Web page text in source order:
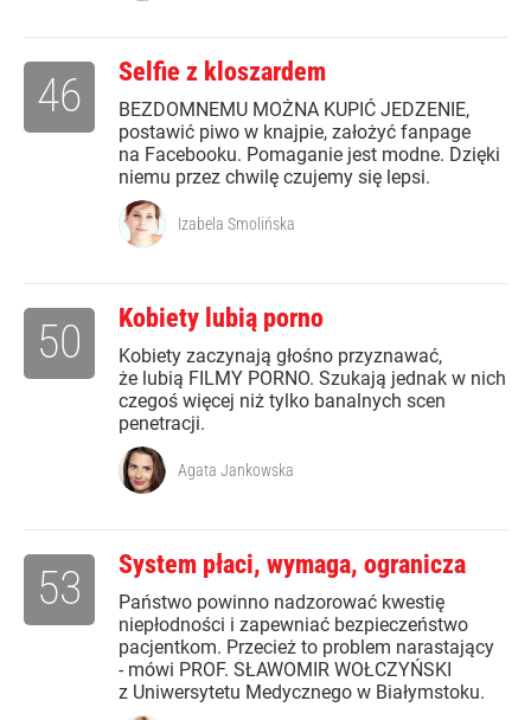
Selfie z kloszardem
BEZDOMNEMU MOŻNA KUPIĆ JEDZENIE,
postawić piwo w knajpie, założyć fanpage
na Facebooku. Pomaganie jest modne. Dzięki
niemu przez chwilę czujemy się lepsi.
46
Izabela Smolińska
Kobiety lubią porno
Kobiety zaczynają głośno przyznawać,
że lubią FILMY PORNO. Szukają jednak w nich
czegoś więcej niż tylko banalnych scen
penetracji.
50
Agata Jankowska
System płaci, wymaga, ogranicza
Państwo powinno nadzorować kwestię
niepłodności i zapewniać bezpieczeństwo
pacjentkom. Przecież to problem narastający
- mówi PROF. SŁAWOMIR WOŁCZYŃSKI
z Uniwersytetu Medycznego w Białymstoku.
53